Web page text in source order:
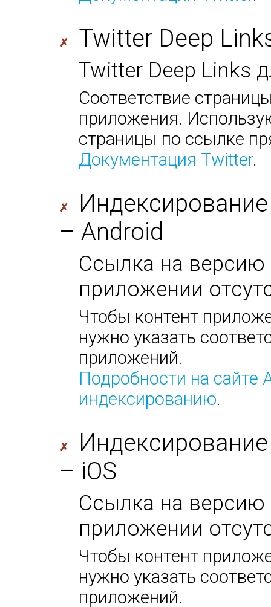
✗ Twitter Deep
Twitter Deep Links
Соответствие
приложения.
страницы по ссылке
Документация Twitter.
✗
– Android
Ссылка на версию
приложении
Чтобы контент
нужно указать
приложений.
Подробности на сайте
индексированию.
✗
– iOS
Ссылка на версию
приложении
Чтобы контент
нужно указать
приложений.